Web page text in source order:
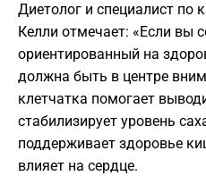
Диетолог и специалист
Келли отмечает: «Если вы
ориентированный на
должна быть в центре
клетчатка помогает
стабилизирует уровень
поддерживает здоровье
влияет на сердце.